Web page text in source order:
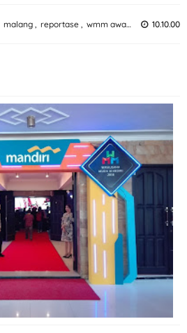
10.10.00
malang , reportase , wmm award